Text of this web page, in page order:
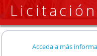
Licitación
Acceda a más